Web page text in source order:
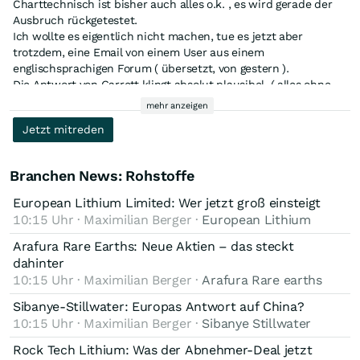
Charttechnisch ist bisher auch alles o.k. , es wird gerade der
Ausbruch rückgetestet.
Ich wollte es eigentlich nicht machen, tue es jetzt aber
trotzdem, eine Email von einem User aus einem
englischsprachigen Forum ( übersetzt, von gestern ).
Die Antwort von Garrett klingt absolut plausibel, ( alles ohne
-------------------------------------------------------------
Garrett schickte mir per E-Mail seine Einschätzung der späten
Meldungen. Ich habe einige Teile seiner Antwort weggelassen,
aber ich denke, dieser Abschnitt könnte einigen hier helfen,
gesagt: DMX sind mit von der Partie. „Heute hat die
schwedische Regierung ihren Plan zum Umgang mit dem
kommunalen Veto an die Medien durchsickern lassen. Ich gehe
davon aus, dass die offizielle Mitteilung der schwedischen
Regierung morgen veröffentlicht wird. Zusammengefasst plant
die Regierung, das kommunale Veto gegen Uran aufzuheben,
beabsichtigt aber anschließend, eine Untersuchung zum
Abbau von Alaunschiefer einzuleiten, die zu einem neuen
-------------------------------------------------------------
------
Zeitungsberichte können die Kurse sowohl in die eine, als auch
in die andere Richtung treiben. Entscheidend ist immer das
Management und nicht was die anderen Leute sagen und
Garrett ist schlichtweg ein Profi vom Feinsten.
https://districtmetals.com/corporate/team/garrett-ainsworth-
…
mehr anzeigen
Jetzt mitreden
Branchen News: Rohstoffe
European Lithium Limited: Wer jetzt groß einsteigt
10:15 Uhr · Maximilian Berger · European Lithium
Arafura Rare Earths: Neue Aktien – das steckt
dahinter
10:15 Uhr · Maximilian Berger · Arafura Rare earths
Sibanye-Stillwater: Europas Antwort auf China?
10:15 Uhr · Maximilian Berger · Sibanye Stillwater
Rock Tech Lithium: Was der Abnehmer-Deal jetzt